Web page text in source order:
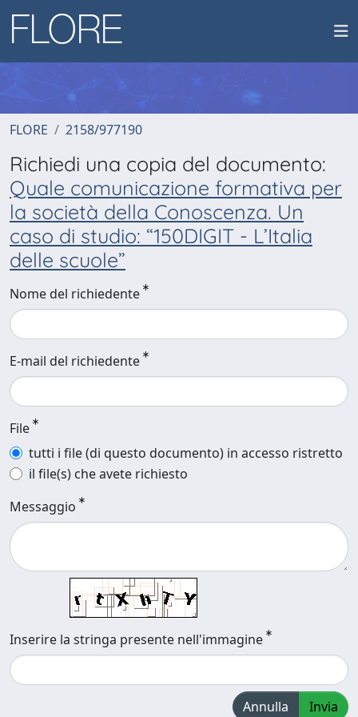
FLORE 2158/977190
Richiedi una copia del documento:
Quale comunicazione formativa per
la società della Conoscenza. Un
caso di studio: “150DIGIT - L’Italia
delle scuole”
Nome del richiedente
E-mail del richiedente
File
tutti i file (di questo documento) in accesso ristretto
il file(s) che avete richiesto
Messaggio
Inserire la stringa presente nell'immagine
Annulla Invia